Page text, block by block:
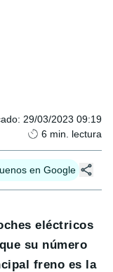
: 29/03/2023 09:19
6 min. lectura
en Google
eléctricos
su número
freno es la